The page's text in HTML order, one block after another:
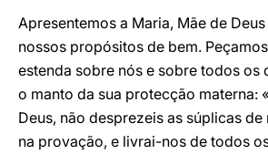
Apresentemos a Maria, Mãe de
nossos propósitos de bem.
estenda sobre nós e sobre todos os
o manto da sua protecção materna:
Deus, não desprezeis as súplicas
na provação, e livrai-nos de todos